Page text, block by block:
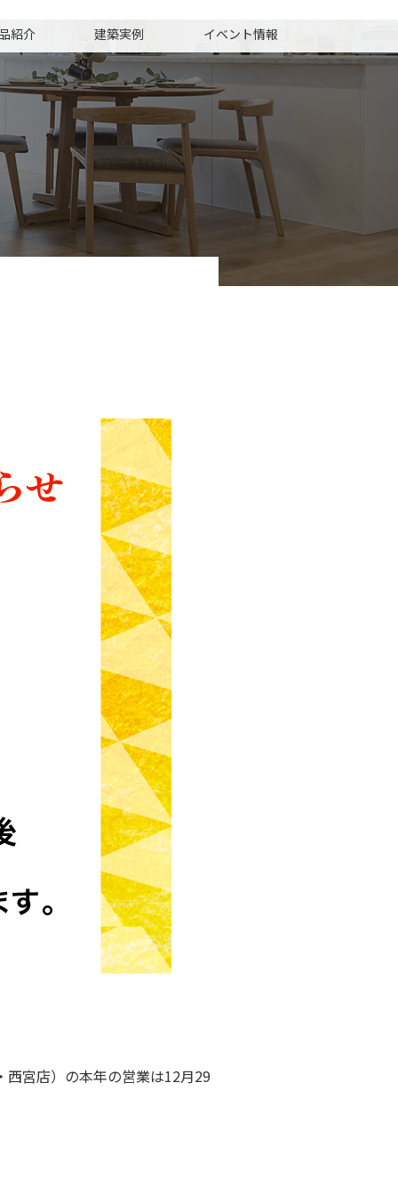
紹介 建築実例 イベント情報
西宮店）の本年の営業は12月29